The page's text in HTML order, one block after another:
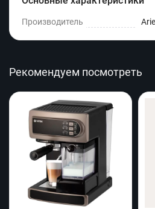
Производитель
Рекомендуем посмотреть